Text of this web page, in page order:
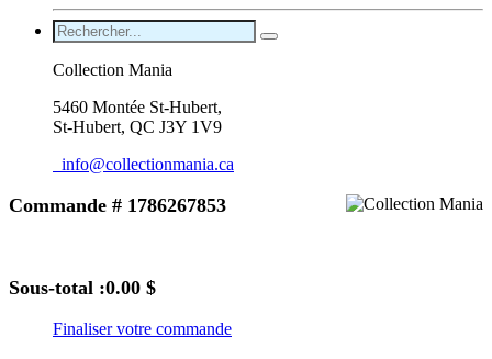
Collection Mania
5460 Montée St-Hubert,
St-Hubert, QC J3Y 1V9
info@collectionmania.ca
Commande # 1786267853
Sous-total :0.00 $
Finaliser votre commande